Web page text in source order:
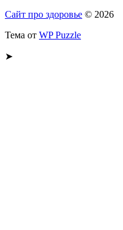
Сайт про здоровье © 2026
Тема от WP Puzzle
➤